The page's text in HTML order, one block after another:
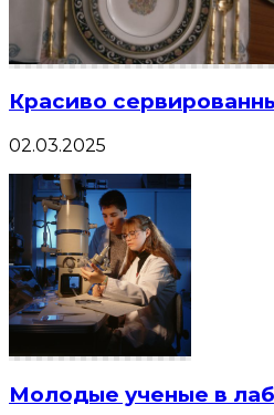
Красиво
02.03.2025
Молодые ученые в